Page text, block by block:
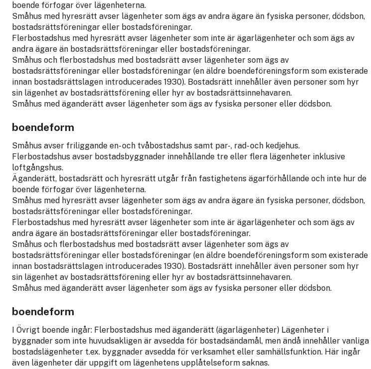
boende förfogar över lägenheterna.
Småhus med hyresrätt avser lägenheter som ägs av andra ägare än fysiska personer, dödsbon,
bostadsrättsföreningar eller bostadsföreningar.
Flerbostadshus med hyresrätt avser lägenheter som inte är ägarlägenheter och som ägs av
andra ägare än bostadsrättsföreningar eller bostadsföreningar.
Småhus och flerbostadshus med bostadsrätt avser lägenheter som ägs av
bostadsrättsföreningar eller bostadsföreningar (en äldre boendeföreningsform som existerade
innan bostadsrättslagen introducerades 1930). Bostadsrätt innehåller även personer som hyr
sin lägenhet av bostadsrättsförening eller hyr av bostadsrättsinnehavaren.
Småhus med äganderätt avser lägenheter som ägs av fysiska personer eller dödsbon.
boendeform
Småhus avser friliggande en- och tvåbostadshus samt par-, rad- och kedjehus.
Flerbostadshus avser bostadsbyggnader innehållande tre eller flera lägenheter inklusive
loftgångshus.
Äganderätt, bostadsrätt och hyresrätt utgår från fastighetens ägarförhållande och inte hur de
boende förfogar över lägenheterna.
Småhus med hyresrätt avser lägenheter som ägs av andra ägare än fysiska personer, dödsbon,
bostadsrättsföreningar eller bostadsföreningar.
Flerbostadshus med hyresrätt avser lägenheter som inte är ägarlägenheter och som ägs av
andra ägare än bostadsrättsföreningar eller bostadsföreningar.
Småhus och flerbostadshus med bostadsrätt avser lägenheter som ägs av
bostadsrättsföreningar eller bostadsföreningar (en äldre boendeföreningsform som existerade
innan bostadsrättslagen introducerades 1930). Bostadsrätt innehåller även personer som hyr
sin lägenhet av bostadsrättsförening eller hyr av bostadsrättsinnehavaren.
Småhus med äganderätt avser lägenheter som ägs av fysiska personer eller dödsbon.
boendeform
I Övrigt boende ingår: Flerbostadshus med äganderätt (ägarlägenheter) Lägenheter i
byggnader som inte huvudsakligen är avsedda för bostadsändamål, men ändå innehåller vanliga
bostadslägenheter t.ex. byggnader avsedda för verksamhet eller samhällsfunktion. Här ingår
även lägenheter där uppgift om lägenhetens upplåtelseform saknas.